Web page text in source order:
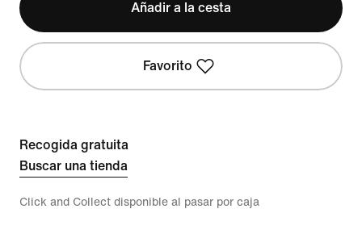
Añadir a la cesta
Favorito
Recogida gratuita
Buscar una tienda
Click and Collect disponible al pasar por caja